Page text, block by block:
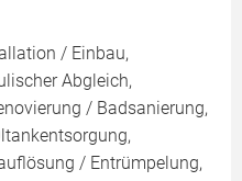
/ Einbau,
Abgleich,
/ Badsanierung,
/ Entrümpelung,